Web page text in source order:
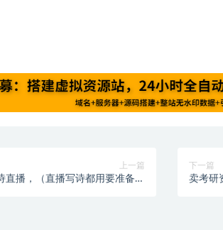
上一篇
直播，（直播写诗都用要准备点
下一篇
卖考研